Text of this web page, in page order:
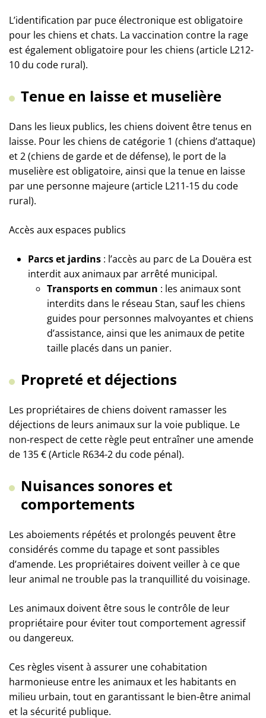
L’identification par puce électronique est obligatoire
pour les chiens et chats. La vaccination contre la rage
est également obligatoire pour les chiens (article L212-
10 du code rural).
Tenue en laisse et muselière
Dans les lieux publics, les chiens doivent être tenus en
laisse. Pour les chiens de catégorie 1 (chiens d’attaque)
et 2 (chiens de garde et de défense), le port de la
muselière est obligatoire, ainsi que la tenue en laisse
par une personne majeure (article L211-15 du code
rural).
Accès aux espaces publics
Parcs et jardins : l’accès au parc de La Douëra est
interdit aux animaux par arrêté municipal.
Transports en commun : les animaux sont
interdits dans le réseau Stan, sauf les chiens
guides pour personnes malvoyantes et chiens
d’assistance, ainsi que les animaux de petite
taille placés dans un panier.
Propreté et déjections
Les propriétaires de chiens doivent ramasser les
déjections de leurs animaux sur la voie publique. Le
non-respect de cette règle peut entraîner une amende
de 135 € (Article R634-2 du code pénal).
Nuisances sonores et
comportements
Les aboiements répétés et prolongés peuvent être
considérés comme du tapage et sont passibles
d’amende. Les propriétaires doivent veiller à ce que
leur animal ne trouble pas la tranquillité du voisinage.
Les animaux doivent être sous le contrôle de leur
propriétaire pour éviter tout comportement agressif
ou dangereux.
Ces règles visent à assurer une cohabitation
harmonieuse entre les animaux et les habitants en
milieu urbain, tout en garantissant le bien-être animal
et la sécurité publique.